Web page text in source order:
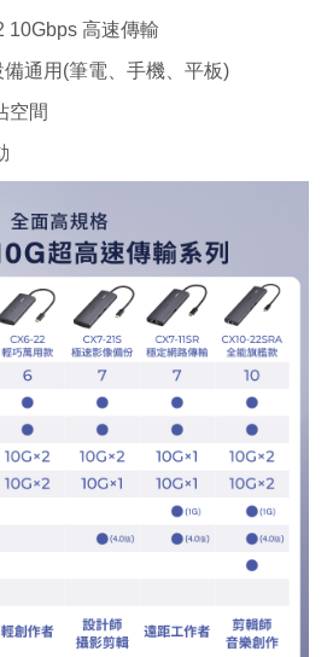
10Gbps 高速傳輸
通用(筆電、手機、平板)
空間